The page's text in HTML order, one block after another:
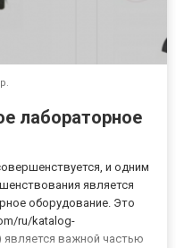
лабораторное
и одним
является
оборудование. Это
ru/katalog-
важной частью